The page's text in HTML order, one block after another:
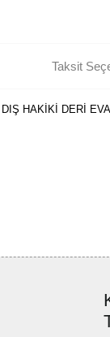
Taksit
HAKİKİ DERİ